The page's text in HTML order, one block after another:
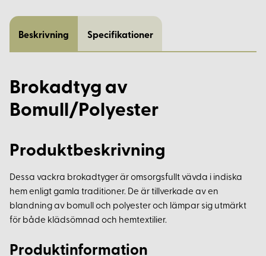
Beskrivning Specifikationer
Brokadtyg av
Bomull/Polyester
Produktbeskrivning
Dessa vackra brokadtyger är omsorgsfullt vävda i indiska
hem enligt gamla traditioner. De är tillverkade av en
blandning av bomull och polyester och lämpar sig utmärkt
för både klädsömnad och hemtextilier.
Produktinformation